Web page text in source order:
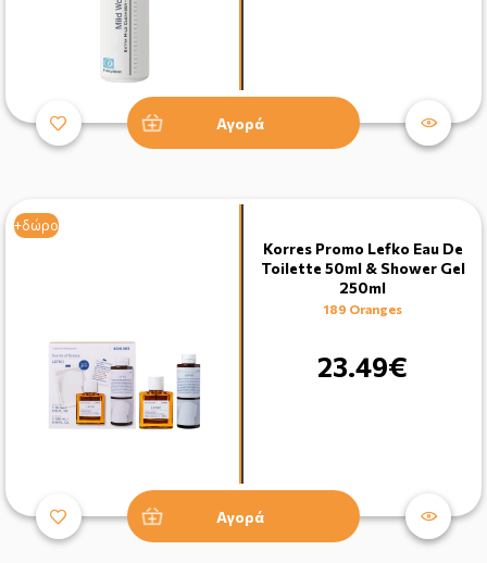
Αγορά
+δώρο
Korres Promo Lefko Eau De
Toilette 50ml & Shower Gel
250ml
189 Oranges
23.49€
Αγορά